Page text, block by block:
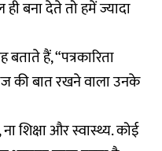
बना देते तो हमें ज्यादा
हैं, “पत्रकारिता
की बात रखने वाला उनके
शिक्षा और स्वास्थ्य. कोई